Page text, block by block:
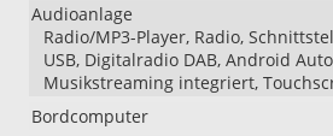
Audioanlage
Radio/MP3-Player, Radio,
USB, Digitalradio DAB, Android
Musikstreaming integriert,
Bordcomputer